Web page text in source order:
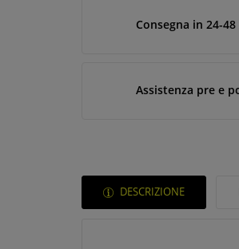
Consegna in 24-
Assistenza pre e
DESCRIZIONE